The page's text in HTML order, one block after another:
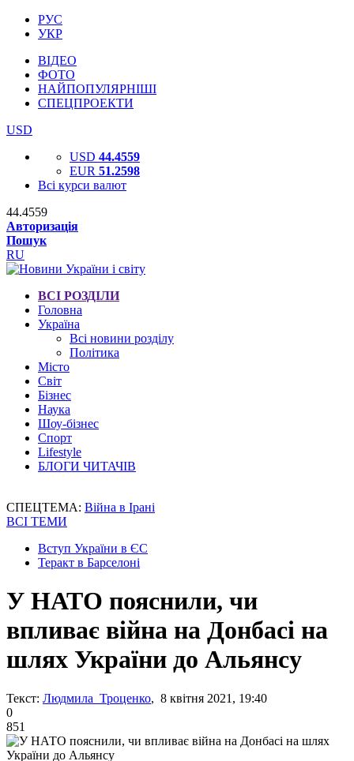
РУС
УКР
ВІДЕО
ФОТО
НАЙПОПУЛЯРНІШІ
СПЕЦПРОЕКТИ
USD
USD 44.4559
EUR 51.2598
Всі курси валют
44.4559
Авторизація
Пошук
RU
ВСІ РОЗДІЛИ
Головна
Україна
Всі новини розділу
Політика
Місто
Світ
Бізнес
Наука
Шоу-бізнес
Спорт
Lifestyle
БЛОГИ ЧИТАЧІВ
СПЕЦТЕМА: Війна в Ірані
ВСІ ТЕМИ
Вступ України в ЄС
Теракт в Барселоні
У НАТО пояснили, чи
впливає війна на Донбасі на
шлях України до Альянсу
Текст: Людмила Троценко, 8 квітня 2021, 19:40
0
851